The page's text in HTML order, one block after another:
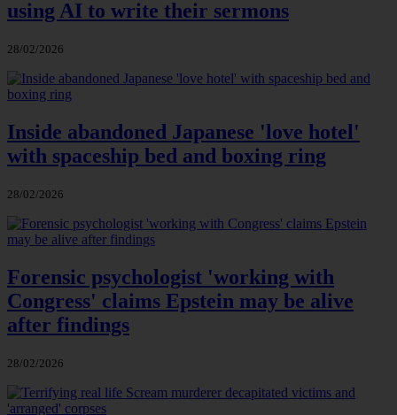
using AI to write their sermons
28/02/2026
Inside abandoned Japanese 'love hotel'
with spaceship bed and boxing ring
28/02/2026
Forensic psychologist 'working with
Congress' claims Epstein may be alive
after findings
28/02/2026